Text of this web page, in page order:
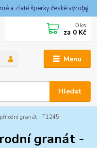
a zlaté šperky české výroby
Menu
Hledat
0 ks
za 0 Kč
granát - T1245
granát -